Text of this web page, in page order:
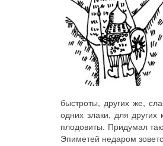
быстроты, других же,
одних злаки, для
плодовиты. Придумал
Эпиметей недаром